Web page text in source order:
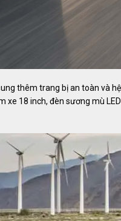
thêm trang bị an toàn và hệ
xe 18 inch, đèn sương mù LED